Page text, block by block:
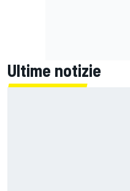
Ultime notizie